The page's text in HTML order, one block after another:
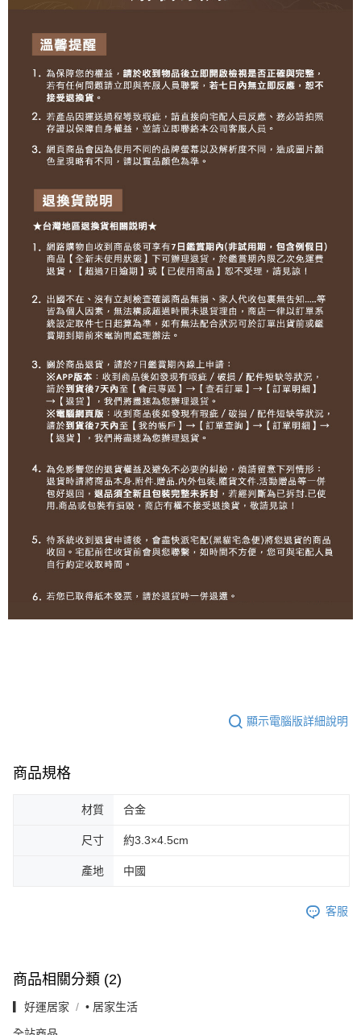
顯示電腦版詳細說明
商品規格
材質 合金
尺寸 約3.3×4.5cm
產地 中國
客服
商品相關分類 (2)
▎好運居家 • 居家生活